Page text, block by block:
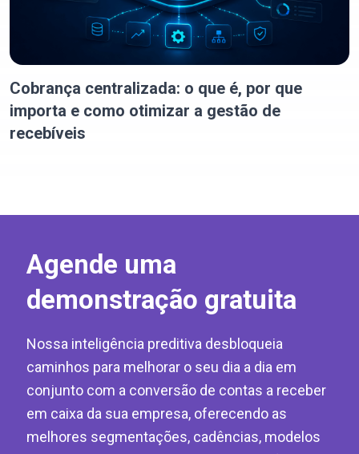
Cobrança centralizada: o que é, por que
importa e como otimizar a gestão de
recebíveis
Agende uma
demonstração gratuita
Nossa inteligência preditiva desbloqueia
caminhos para melhorar o seu dia a dia em
conjunto com a conversão de contas a receber
em caixa da sua empresa, oferecendo as
melhores segmentações, cadências, modelos